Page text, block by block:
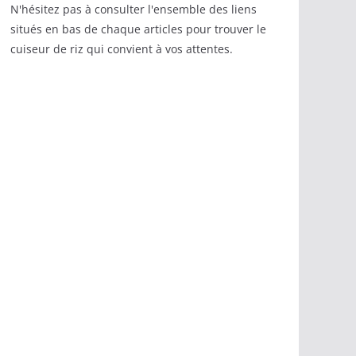
N'hésitez pas à consulter l'ensemble des liens
situés en bas de chaque articles pour trouver le
cuiseur de riz qui convient à vos attentes.